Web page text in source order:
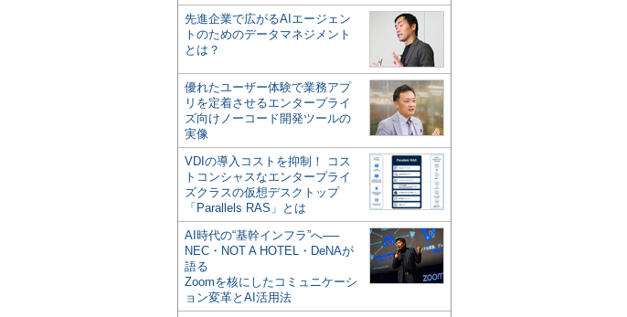
先進企業で広がるAIエージェン
トのためのデータマネジメント
とは？
優れたユーザー体験で業務アプ
リを定着させるエンタープライ
ズ向けノーコード開発ツールの
実像
VDIの導入コストを抑制！ コス
トコンシャスなエンタープライ
ズクラスの仮想デスクトップ
「Parallels RAS」とは
AI時代の“基幹インフラ”へ──
NEC・NOT A HOTEL・DeNAが
語る
Zoomを核にしたコミュニケーシ
ョン変革とAI活用法